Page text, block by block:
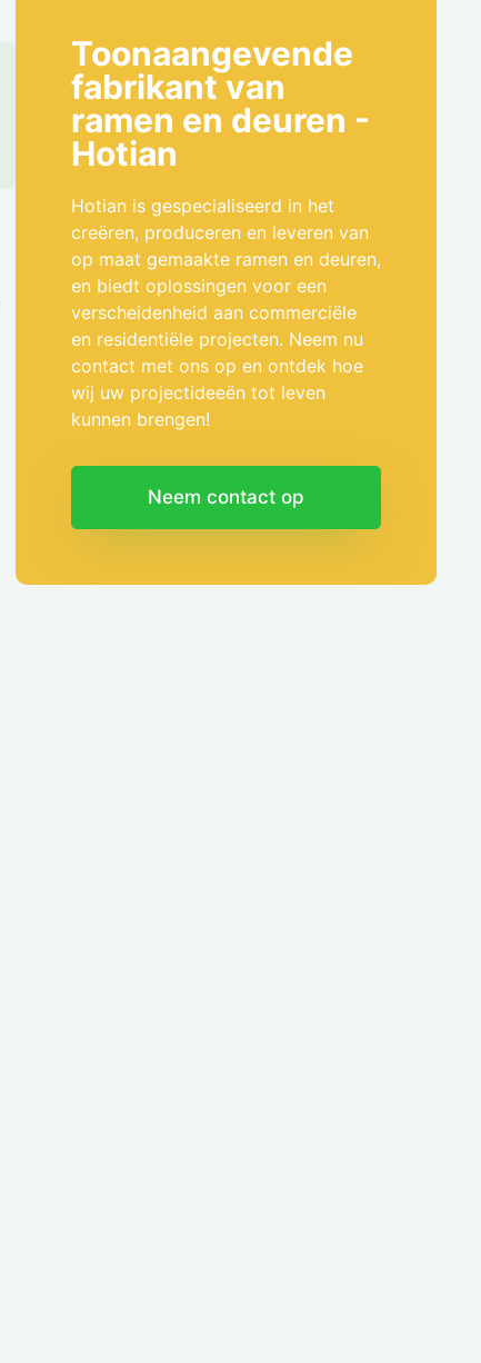
Toonaangevende
fabrikant van
ramen en deuren -
Hotian
Hotian is gespecialiseerd in het
creëren, produceren en leveren van
op maat gemaakte ramen en deuren,
en biedt oplossingen voor een
verscheidenheid aan commerciële
en residentiële projecten. Neem nu
contact met ons op en ontdek hoe
wij uw projectideeën tot leven
kunnen brengen!
Neem contact op